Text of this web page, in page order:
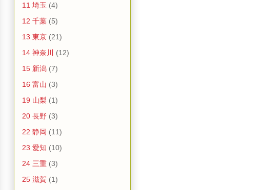
11 埼玉 (4)
12 千葉 (5)
13 東京 (21)
14 神奈川
(12)
15 新潟 (7)
16 富山 (3)
19 山梨 (1)
20 長野 (3)
22 静岡 (11)
23 愛知 (10)
24 三重 (3)
25 滋賀 (1)